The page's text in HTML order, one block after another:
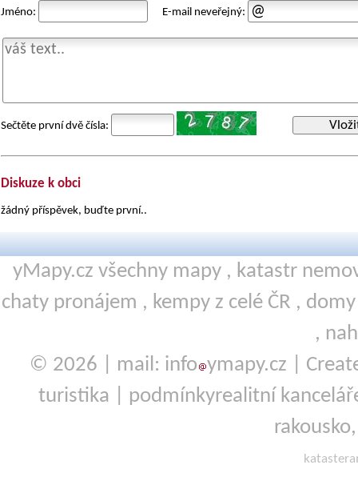
Jméno: E-mail neveřejný:
Sečtěte první dvě čísla:
Diskuze k obci
žádný příspěvek, buďte první..
yMapy.cz všechny mapy , katastr
chaty pronájem , kempy z celé ČR ,
,
© 2026 | mail: info ymapy.cz |
turistika
podmínkyrealitní
rakousko